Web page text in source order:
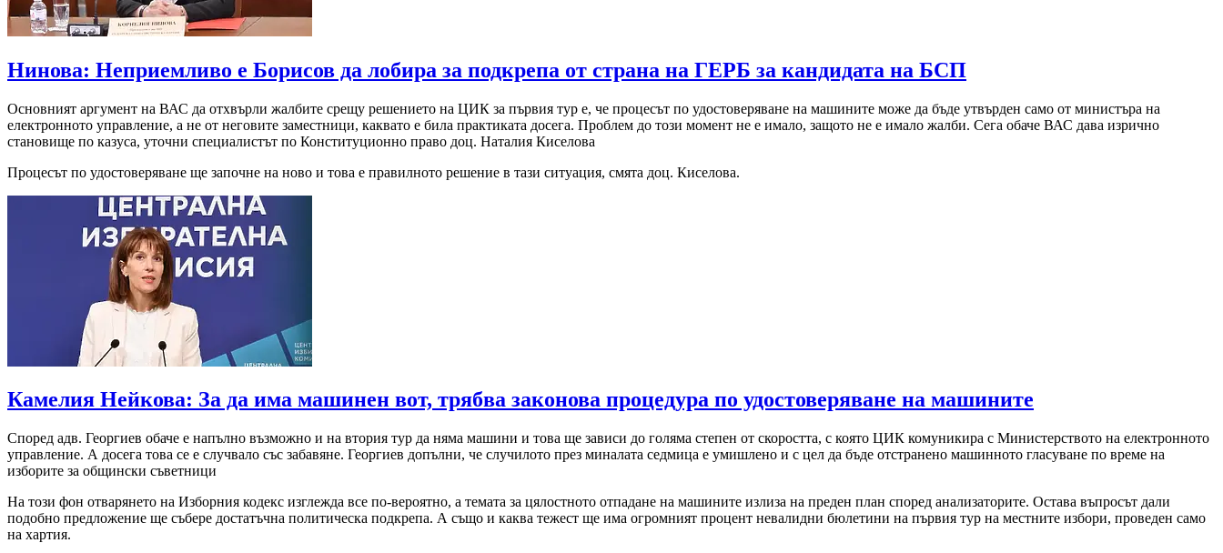
Нинова: Неприемливо е Борисов да лобира за подкрепа от страна на ГЕРБ за кандидата на БСП
Основният аргумент на ВАС да отхвърли жалбите срещу решението на ЦИК за първия тур е, че процесът по удостоверяване на машините може да бъде утвърден само от министъра на
електронното управление, а не от неговите заместници, каквато е била практиката досега. Проблем до този момент не е имало, защото не е имало жалби. Сега обаче ВАС дава изрично
становище по казуса, уточни специалистът по Конституционно право доц. Наталия Киселова
Процесът по удостоверяване ще започне на ново и това е правилното решение в тази ситуация, смята доц. Киселова.
Камелия Нейкова: За да има машинен вот, трябва законова процедура по удостоверяване на машините
Според адв. Георгиев обаче е напълно възможно и на втория тур да няма машини и това ще зависи до голяма степен от скоростта, с която ЦИК комуникира с Министерството на електронното
управление. А досега това се е случвало със забавяне. Георгиев допълни, че случилото през миналата седмица е умишлено и с цел да бъде отстранено машинното гласуване по време на
изборите за общински съветници
На този фон отварянето на Изборния кодекс изглежда все по-вероятно, а темата за цялостното отпадане на машините излиза на преден план според анализаторите. Остава въпросът дали
подобно предложение ще събере достатъчна политическа подкрепа. А също и каква тежест ще има огромният процент невалидни бюлетини на първия тур на местните избори, проведен само
на хартия.